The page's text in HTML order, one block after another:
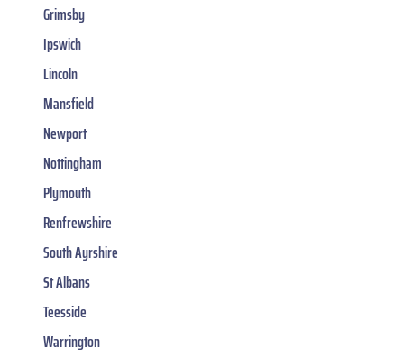
Grimsby
Ipswich
Lincoln
Mansfield
Newport
Nottingham
Plymouth
Renfrewshire
South Ayrshire
St Albans
Teesside
Warrington